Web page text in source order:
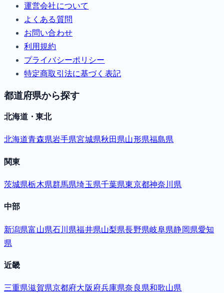
運営会社について
よくある質問
お問い合わせ
利用規約
プライバシーポリシー
特定商取引法に基づく表記
都道府県から探す
北海道・東北
北海道青森県岩手県宮城県秋田県山形県福島県
関東
茨城県栃木県群馬県埼玉県千葉県東京都神奈川県
中部
新潟県富山県石川県福井県山梨県長野県岐阜県静岡県愛知
県
近畿
三重県滋賀県京都府大阪府兵庫県奈良県和歌山県